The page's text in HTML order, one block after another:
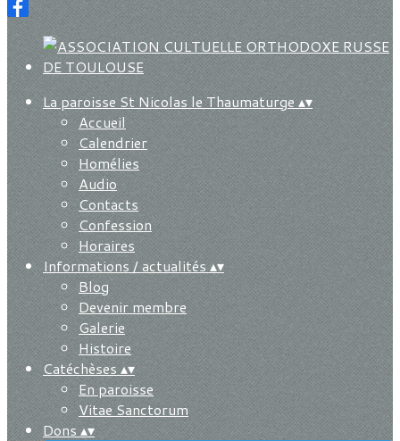
La paroisse St Nicolas le Thaumaturge▴▾
Accueil
Calendrier
Homélies
Audio
Contacts
Confession
Horaires
Informations / actualités▴▾
Blog
Devenir membre
Galerie
Histoire
Catéchèses▴▾
En paroisse
Vitae Sanctorum
Dons▴▾